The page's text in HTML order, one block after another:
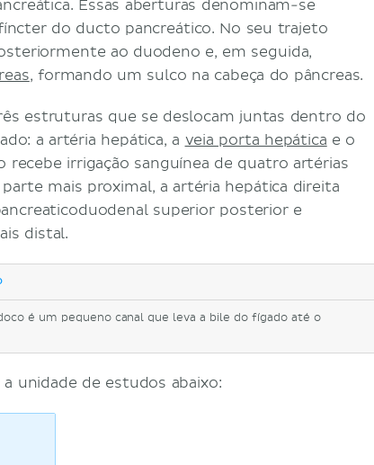
Essas aberturas denominam-se
do ducto pancreático. No seu trajeto
ao duodeno e, em seguida,
, formando um sulco na cabeça do pâncreas.
estruturas que se deslocam juntas dentro do
a artéria hepática, a veia porta hepática e o
irrigação sanguínea de quatro artérias
mais proximal, a artéria hepática direita
superior posterior e
distal.
é um pequeno canal que leva a bile do fígado até o
unidade de estudos abaixo: